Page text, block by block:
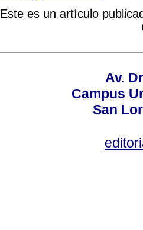
Este es un artículo
Av.
Campus
San